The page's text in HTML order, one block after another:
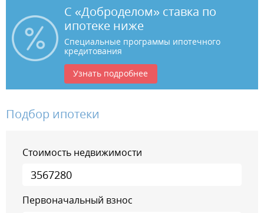
С «Доброделом» ставка по
ипотеке ниже
Специальные программы ипотечного
кредитования
Узнать подробнее
Подбор ипотеки
Стоимость недвижимости
Первоначальный взнос